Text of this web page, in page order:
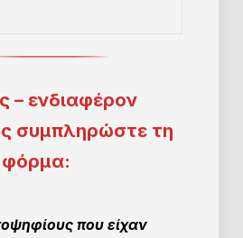
– ενδιαφέρον
συμπληρώστε τη
που είχαν